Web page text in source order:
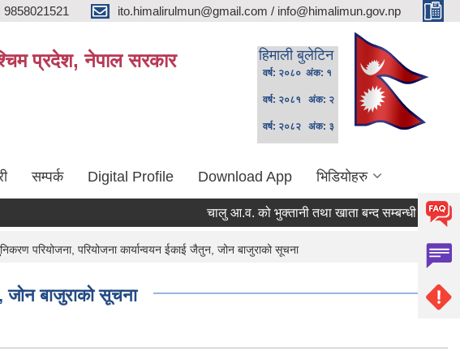
9858021521 ito.himalirulmun@gmail.com / info@himalimun.gov.np
प्रदेश, नेपाल सरकार हिमाली बुलेटिन
वर्ष: २०८० अंक: १
वर्ष: २०८१ अंक: २
वर्ष: २०८२ अंक: ३
सम्पर्क Digital Profile Download App भिडियोहरु
चालु आ.व. को भुक्तानी तथा खाता बन्द सम्बन्धी सूचना ।
परियोजना, परियोजना कार्यान्वयन ईकाई जैतुन, जोन बाजुराको सूचना
बाजुराको सूचना